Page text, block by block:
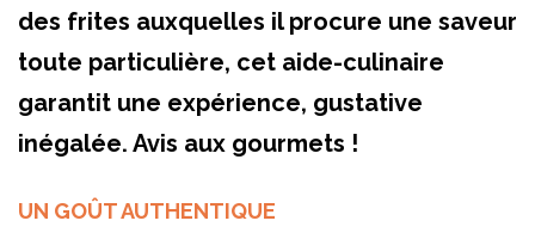
des frites auxquelles il procure une saveur
toute particulière, cet aide-culinaire
garantit une expérience, gustative
inégalée. Avis aux gourmets !
UN GOÛT AUTHENTIQUE